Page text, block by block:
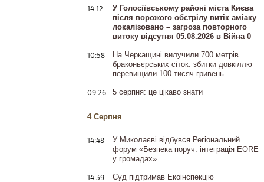
14:12
У Голосіївському районі міста Києва
після ворожого обстрілу витік аміаку
локалізовано – загроза повторного
витоку відсутня 05.08.2026 в Війна 0
10:58
На Черкащині вилучили 700 метрів
браконьєрських сіток: збитки довкіллю
перевищили 100 тисяч гривень
09:26 5 серпня: це цікаво знати
4 Серпня
14:48
У Миколаєві відбувся Регіональний
форум «Безпека поруч: інтеграція EORE
у громадах»
14:39 Суд підтримав Екоінспекцію